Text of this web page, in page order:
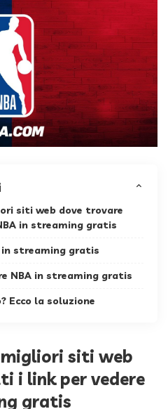
siti web dove trovare
in streaming gratis
streaming gratis
NBA in streaming gratis
Ecco la soluzione
migliori siti web
i link per vedere
gratis